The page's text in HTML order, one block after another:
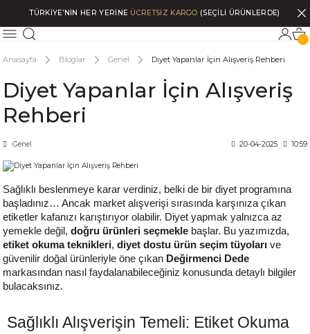
TÜRKİYE’NİN HER YERİNE ÜCRETSİZ KARGO (SEÇİLİ ÜRÜNLERDE)
Anasayfa Bloglar Genel Diyet Yapanlar İçin Alışveriş Rehberi
Diyet Yapanlar İçin Alışveriş
Rehberi
Genel 20-04-2025 10:59
Sağlıklı beslenmeye karar verdiniz, belki de bir diyet programına
başladınız… Ancak market alışverişi sırasında karşınıza çıkan
etiketler kafanızı karıştırıyor olabilir. Diyet yapmak yalnızca az
yemekle değil, doğru ürünleri seçmekle başlar. Bu yazımızda,
etiket okuma teknikleri, diyet dostu ürün seçim tüyoları ve
güvenilir doğal ürünleriyle öne çıkan Değirmenci Dede
markasından nasıl faydalanabileceğiniz konusunda detaylı bilgiler
bulacaksınız.
Sağlıklı Alışverişin Temeli: Etiket Okuma